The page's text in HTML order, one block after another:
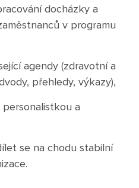
školedocházky a
v programu
agendy (zdravotní a
přehledy, výkazy),
a
se na chodu stabilní